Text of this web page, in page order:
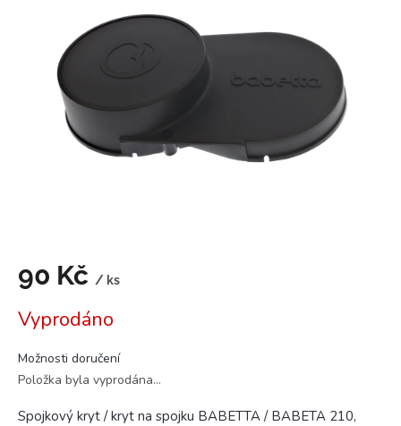
hvězdiček.
90 Kč / ks
cena:
Vyprodáno
Možnosti doručení
Položka byla vyprodána…
Spojkový kryt / kryt na spojku BABETTA / BABETA 210,